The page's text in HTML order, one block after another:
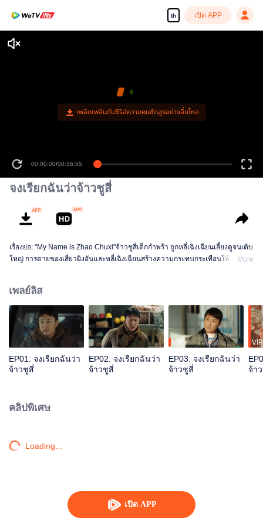
th เปิด APP
เปิด APP
00:00:00/00:36:55
จงเรียกฉันว่าจ้าวชูสี่
เรื่องย่อ: "My Name is Zhao Chuxi"จ้าวชูสี่เด็กกำพร้า ถูกหลี่เฉิงเฉียนเลี้ยงดูจนเติบ
ใหญ่ การตายของเสี่ยวผิงอันและหลี่เฉิงเฉียนสร้างความกระทบกระเทือนให้จ้าวชูซี
เฉียน
More
เพลย์ลิส
EP01: จงเรียกฉันว่า
จ้าวชูสี่
EP02: จงเรียกฉันว่า
จ้าวชูสี่
VIP
EP03: จงเรียกฉันว่า
จ้าวชูสี่
VIP
จ้า
คลิปพิเศษ
Loading…